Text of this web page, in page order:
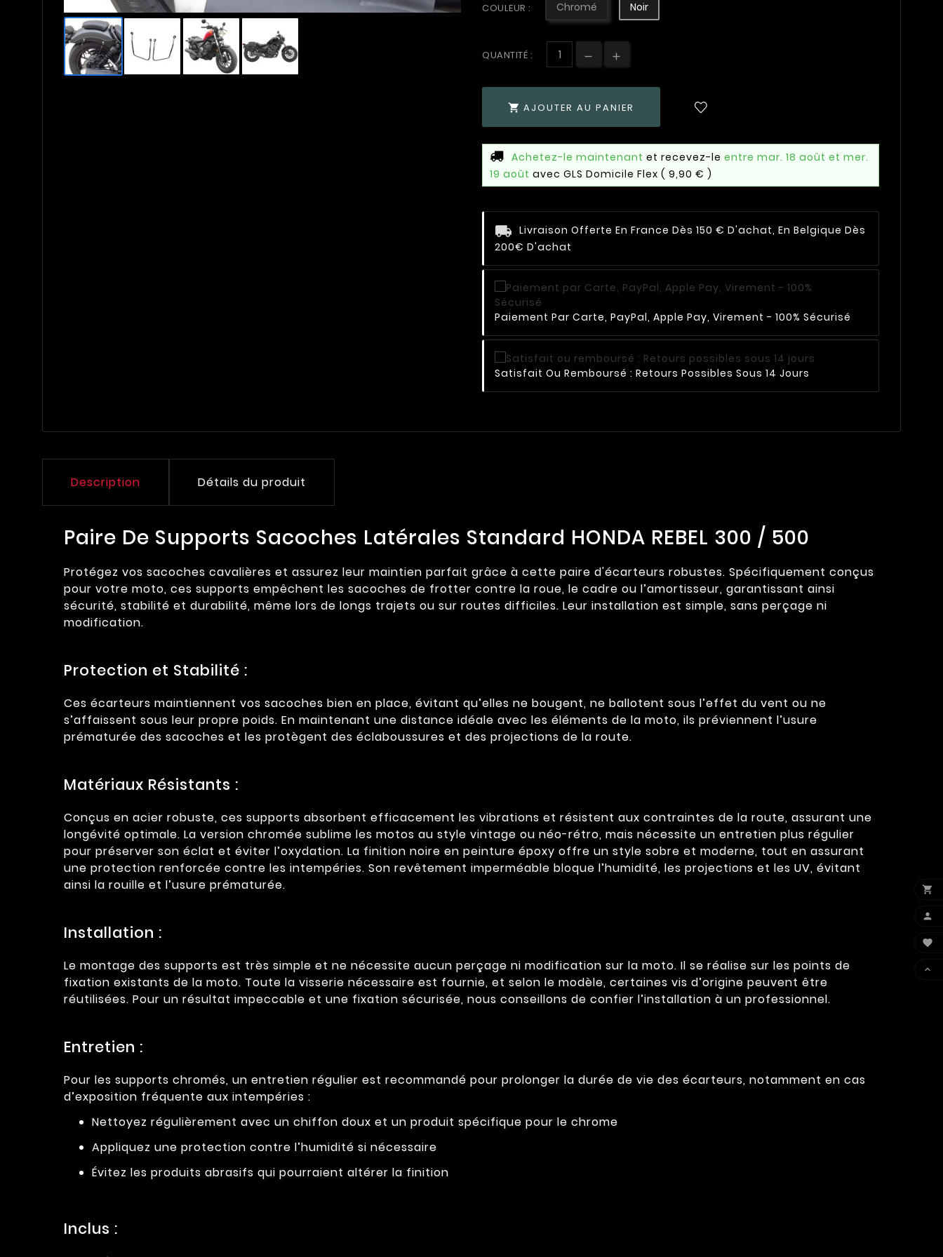
COULEUR : Chromé Noir
QUANTITÉ :
 AJOUTER AU PANIER
Achetez-le maintenant et recevez-le entre mar. 18 août et mer.
19 août avec GLS Domicile Flex ( 9,90 € )
Livraison Offerte En France Dès 150 € D'achat, En Belgique Dès
200€ D'achat
Paiement Par Carte, PayPal, Apple Pay, Virement - 100% Sécurisé
Satisfait Ou Remboursé : Retours Possibles Sous 14 Jours
Description Détails du produit
Paire De Supports Sacoches Latérales Standard HONDA REBEL 300 / 500
Protégez vos sacoches cavalières et assurez leur maintien parfait grâce à cette paire d'écarteurs robustes. Spécifiquement conçus
pour votre moto, ces supports empêchent les sacoches de frotter contre la roue, le cadre ou l’amortisseur, garantissant ainsi
sécurité, stabilité et durabilité, même lors de longs trajets ou sur routes difficiles. Leur installation est simple, sans perçage ni
modification.
Protection et Stabilité :
Ces écarteurs maintiennent vos sacoches bien en place, évitant qu’elles ne bougent, ne ballotent sous l’effet du vent ou ne
s’affaissent sous leur propre poids. En maintenant une distance idéale avec les éléments de la moto, ils préviennent l’usure
prématurée des sacoches et les protègent des éclaboussures et des projections de la route.
Matériaux Résistants :
Conçus en acier robuste, ces supports absorbent efficacement les vibrations et résistent aux contraintes de la route, assurant une
longévité optimale. La version chromée sublime les motos au style vintage ou néo-rétro, mais nécessite un entretien plus régulier
pour préserver son éclat et éviter l’oxydation. La finition noire en peinture époxy offre un style sobre et moderne, tout en assurant
une protection renforcée contre les intempéries. Son revêtement imperméable bloque l’humidité, les projections et les UV, évitant
ainsi la rouille et l’usure prématurée.
Installation :
Le montage des supports est très simple et ne nécessite aucun perçage ni modification sur la moto. Il se réalise sur les points de
fixation existants de la moto. Toute la visserie nécessaire est fournie, et selon le modèle, certaines vis d’origine peuvent être
réutilisées. Pour un résultat impeccable et une fixation sécurisée, nous conseillons de confier l’installation à un professionnel.
Entretien :
Pour les supports chromés, un entretien régulier est recommandé pour prolonger la durée de vie des écarteurs, notamment en cas
d’exposition fréquente aux intempéries :
Nettoyez régulièrement avec un chiffon doux et un produit spécifique pour le chrome
Appliquez une protection contre l’humidité si nécessaire
Évitez les produits abrasifs qui pourraient altérer la finition
Inclus :



